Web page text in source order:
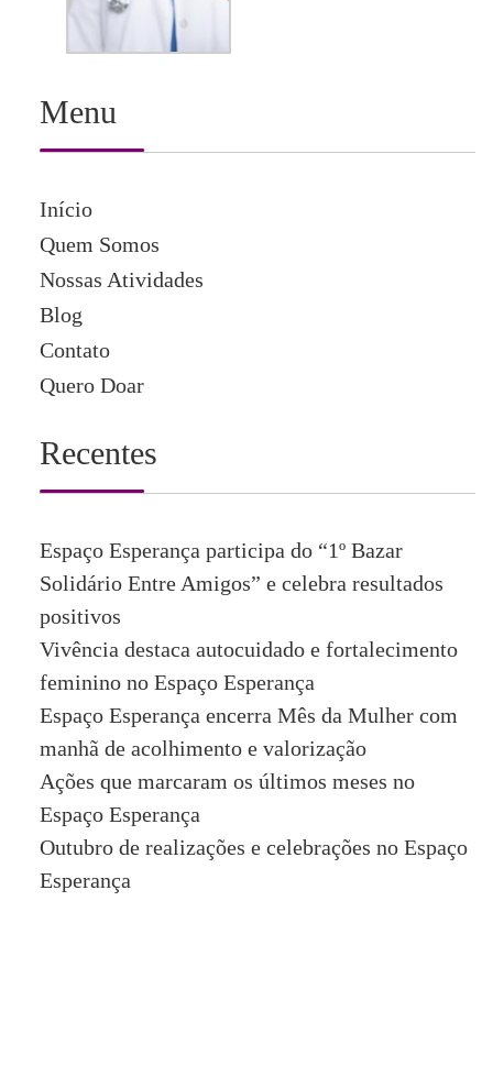
Menu
Início
Quem Somos
Nossas Atividades
Blog
Contato
Quero Doar
Recentes
Espaço Esperança participa do “1º Bazar
Solidário Entre Amigos” e celebra resultados
positivos
Vivência destaca autocuidado e fortalecimento
feminino no Espaço Esperança
Espaço Esperança encerra Mês da Mulher com
manhã de acolhimento e valorização
Ações que marcaram os últimos meses no
Espaço Esperança
Outubro de realizações e celebrações no Espaço
Esperança